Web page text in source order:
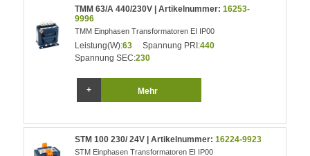
TMM 63/A 440/230V | Artikelnummer:16253-
9996
TMM Einphasen Transformatoren EI IP00
Leistung(W):63 Spannung PRI:440
Spannung SEC:230
Mehr
STM 100 230/ 24V | Artikelnummer:16224-9923
STM Einphasen Transformatoren EI IP00